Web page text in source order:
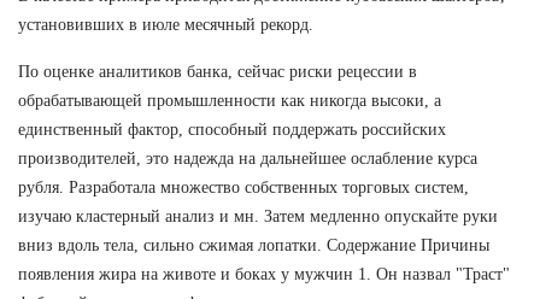
установивших в июле месячный рекорд.
По оценке аналитиков банка, сейчас риски рецессии в
обрабатывающей промышленности как никогда высоки, а
единственный фактор, способный поддержать российских
производителей, это надежда на дальнейшее ослабление курса
рубля. Разработала множество собственных торговых систем,
изучаю кластерный анализ и мн. Затем медленно опускайте руки
вниз вдоль тела, сильно сжимая лопатки. Содержание Причины
появления жира на животе и боках у мужчин 1. Он назвал "Траст"